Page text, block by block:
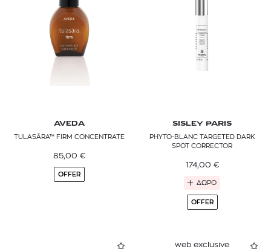
AVEDA
TULASĀRA™ FIRM CONCENTRATE
85,00 €
OFFER
SISLEY PARIS
PHYTO-BLANC TARGETED DARK
SPOT CORRECTOR
174,00 €
ΔΩΡΟ
OFFER
web exclusive